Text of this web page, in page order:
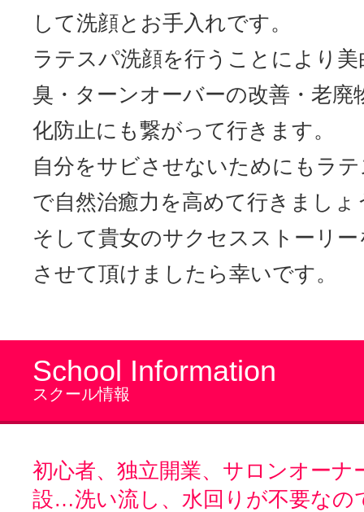
して洗顔とお手入れです。
ラテスパ洗顔を行うことにより美
臭・ターンオーバーの改善・老廃
化防止にも繋がって行きます。
自分をサビさせないためにもラ
で自然治癒力を高めて行きましょ
そして貴女のサクセスストーリ
させて頂けましたら幸いです。
School Information
スクール情報
初心者、独立開業、サロンオーナ
設…洗い流し、水回りが不要なの